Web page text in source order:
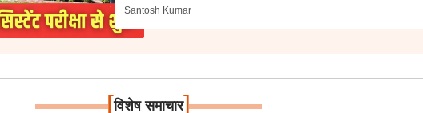
जाएगी।
Santosh Kumar
[विशेष समाचार]